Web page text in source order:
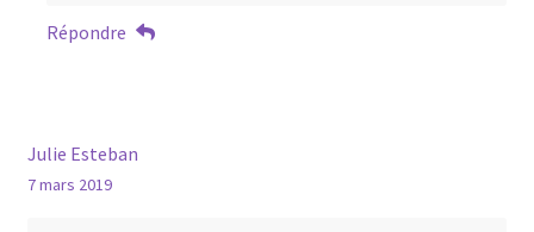
Répondre
Julie Esteban
7 mars 2019